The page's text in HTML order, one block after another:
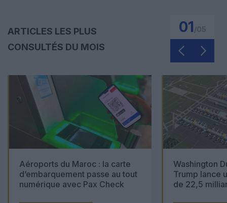
ARTICLES LES PLUS
CONSULTÉS DU MOIS
01
Aéroports du Maroc : la carte
d’embarquement passe au tout
numérique avec Pax Check
Washington
Trump lance
de 22,5